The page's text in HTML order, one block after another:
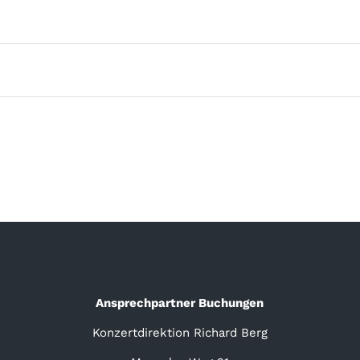
Ansprechpartner Buchungen
Konzertdirektion Richard Berg